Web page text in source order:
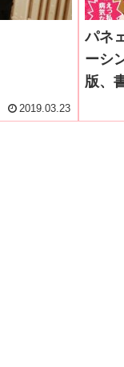
2019.03.23
パネ
ーシ
版、